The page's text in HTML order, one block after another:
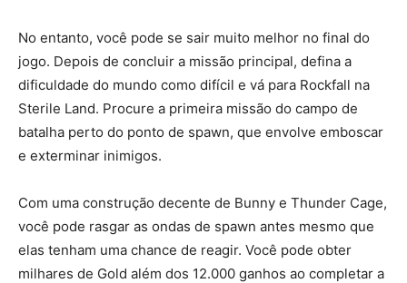
No entanto, você pode se sair muito melhor no final do
jogo. Depois de concluir a missão principal, defina a
dificuldade do mundo como difícil e vá para Rockfall na
Sterile Land. Procure a primeira missão do campo de
batalha perto do ponto de spawn, que envolve emboscar
e exterminar inimigos.
Com uma construção decente de Bunny e Thunder Cage,
você pode rasgar as ondas de spawn antes mesmo que
elas tenham uma chance de reagir. Você pode obter
milhares de Gold além dos 12.000 ganhos ao completar a